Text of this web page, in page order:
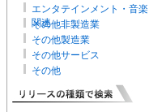
エンタテインメント・音楽
関連
その他非製造業
その他製造業
その他サービス
その他